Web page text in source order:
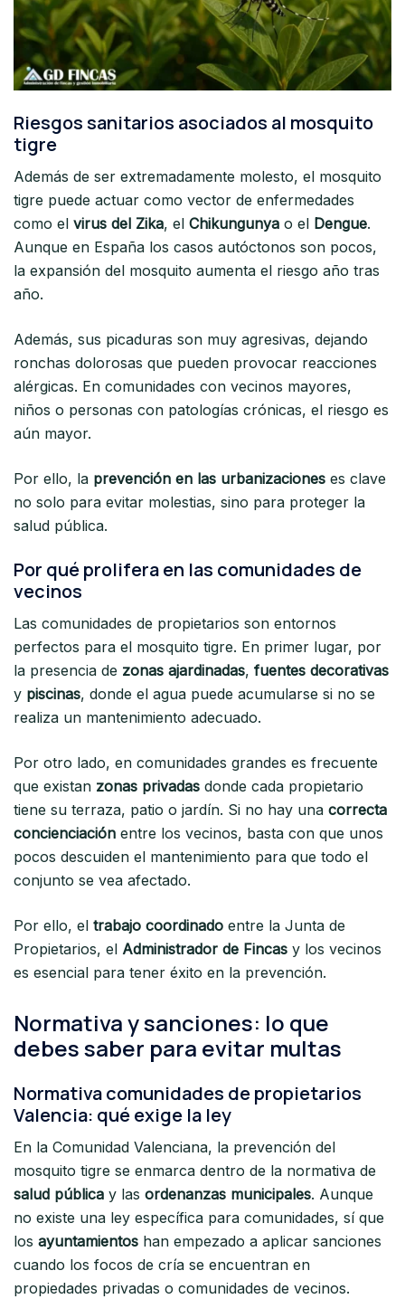
Riesgos sanitarios asociados al mosquito
tigre
Además de ser extremadamente molesto, el mosquito
tigre puede actuar como vector de enfermedades
como el virus del Zika, el Chikungunya o el Dengue.
Aunque en España los casos autóctonos son pocos,
la expansión del mosquito aumenta el riesgo año tras
año.
Además, sus picaduras son muy agresivas, dejando
ronchas dolorosas que pueden provocar reacciones
alérgicas. En comunidades con vecinos mayores,
niños o personas con patologías crónicas, el riesgo es
aún mayor.
Por ello, la prevención en las urbanizaciones es clave
no solo para evitar molestias, sino para proteger la
salud pública.
Por qué prolifera en las comunidades de
vecinos
Las comunidades de propietarios son entornos
perfectos para el mosquito tigre. En primer lugar, por
la presencia de zonas ajardinadas, fuentes decorativas
y piscinas, donde el agua puede acumularse si no se
realiza un mantenimiento adecuado.
Por otro lado, en comunidades grandes es frecuente
que existan zonas privadas donde cada propietario
tiene su terraza, patio o jardín. Si no hay una correcta
concienciación entre los vecinos, basta con que unos
pocos descuiden el mantenimiento para que todo el
conjunto se vea afectado.
Por ello, el trabajo coordinado entre la Junta de
Propietarios, el Administrador de Fincas y los vecinos
es esencial para tener éxito en la prevención.
Normativa y sanciones: lo que
debes saber para evitar multas
Normativa comunidades de propietarios
Valencia: qué exige la ley
En la Comunidad Valenciana, la prevención del
mosquito tigre se enmarca dentro de la normativa de
salud pública y las ordenanzas municipales. Aunque
no existe una ley específica para comunidades, sí que
los ayuntamientos han empezado a aplicar sanciones
cuando los focos de cría se encuentran en
propiedades privadas o comunidades de vecinos.